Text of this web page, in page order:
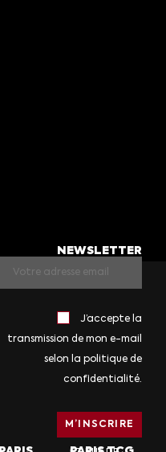
NEWSLETTER
J’accepte la
transmission de mon e-mail
selon la politique de
confidentialité.